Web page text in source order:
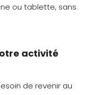
ou tablette, sans
activité
de revenir au